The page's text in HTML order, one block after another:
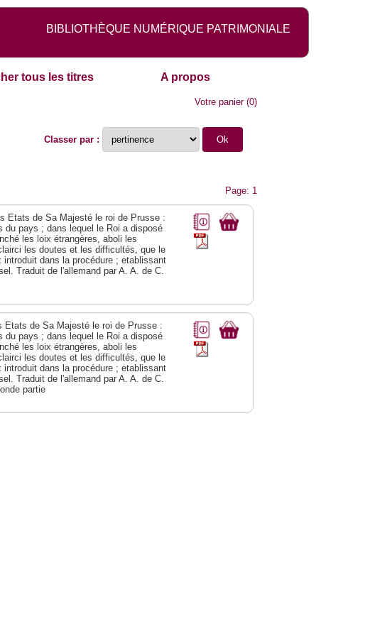
BIBLIOTHÈQUE NUMÉRIQUE PATRIMONIALE
tous les titres A propos
Votre panier(0)
Classer par :
Page: 1
Etats de Sa Majesté le roi de Prusse :
pays ; dans lequel le Roi a disposé
les loix étrangères, aboli les
les doutes et les difficultés, que le
dans la procédure ; etablissant
Traduit de l'allemand par A. A. de C.
Etats de Sa Majesté le roi de Prusse :
pays ; dans lequel le Roi a disposé
les loix étrangères, aboli les
les doutes et les difficultés, que le
dans la procédure ; etablissant
Traduit de l'allemand par A. A. de C.
partie